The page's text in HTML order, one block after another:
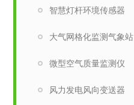
智慧灯杆环境传感器
大气网格化监测气象站
微型空气质量监测仪
风力发电风向变送器